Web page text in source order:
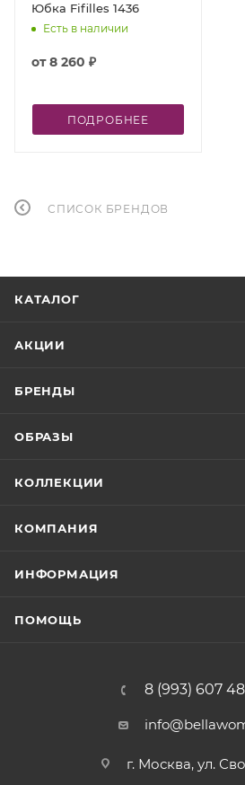
Юбка Fifilles 1436
Есть в наличии
от8 260 ₽
ПОДРОБНЕЕ
СПИСОК БРЕНДОВ
КАТАЛОГ
АКЦИИ
БРЕНДЫ
ОБРАЗЫ
КОЛЛЕКЦИИ
КОМПАНИЯ
ИНФОРМАЦИЯ
ПОМОЩЬ
8 (993) 607
г. Москва, ул.